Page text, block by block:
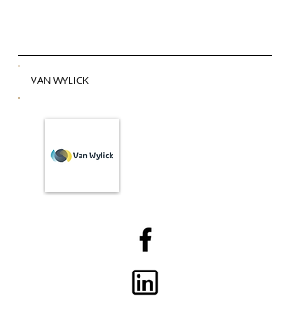
VAN WYLICK